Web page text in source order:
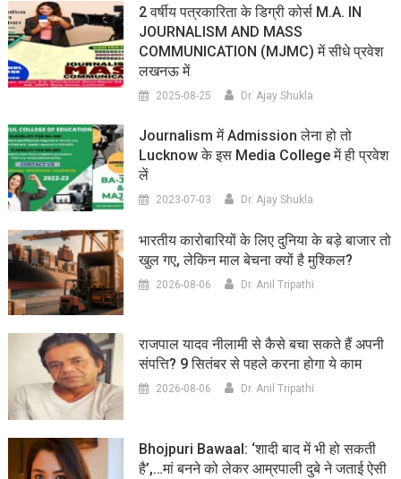
2 वर्षीय पत्रकारिता के डिग्री कोर्स M.A. IN
JOURNALISM AND MASS
COMMUNICATION (MJMC) में सीधे प्रवेश
लखनऊ में
2025-08-25 Dr. Ajay Shukla
Journalism में Admission लेना हो तो
Lucknow के इस Media College में ही प्रवेश
लें
2023-07-03 Dr. Ajay Shukla
भारतीय कारोबारियों के लिए दुनिया के बड़े बाजार तो
खुल गए, लेकिन माल बेचना क्यों है मुश्किल?
2026-08-06 Dr. Anil Tripathi
राजपाल यादव नीलामी से कैसे बचा सकते हैं अपनी
संपत्ति? 9 सितंबर से पहले करना होगा ये काम
2026-08-06 Dr. Anil Tripathi
Bhojpuri Bawaal: ‘शादी बाद में भी हो सकती
है’,…मां बनने को लेकर आम्रपाली दुबे ने जताई ऐसी